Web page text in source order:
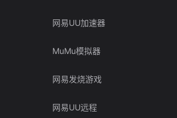
网易UU加速器
MuMu模拟器
网易发烧游戏
网易UU远程